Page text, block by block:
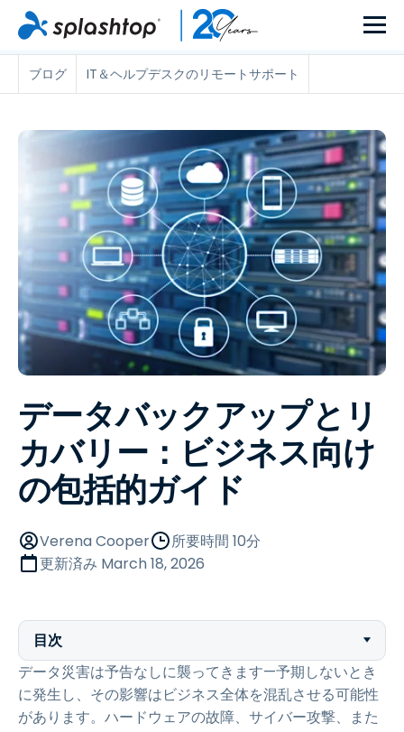
ブログ IT＆ヘルプデスクのリモートサポート
データバックアップとリ
カバリー：ビジネス向け
の包括的ガイド
Verena Cooper
所要時間 10分
更新済み March 18, 2026
目次
データ災害は予告なしに襲ってきます—予期しないとき
に発生し、その影響はビジネス全体を混乱させる可能性
があります。ハードウェアの故障、サイバー攻撃、また